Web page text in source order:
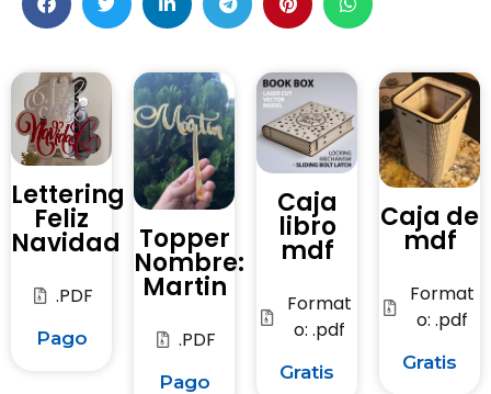
Lettering
Feliz
Navidad
.PDF
Pago
Topper
Nombre:
Martin
.PDF
Pago
Caja
libro
mdf
Format
o: .pdf
Gratis
Caja de
mdf
Format
o: .pdf
Gratis